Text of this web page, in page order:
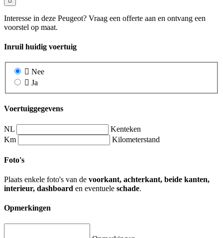
Interesse in deze Peugeot? Vraag een offerte aan en ontvang een
voorstel op maat.
Inruil huidig voertuig
Nee
Ja
Voertuiggegevens
NL
Kenteken
Km
Kilometerstand
Foto's
Plaats enkele foto's van de voorkant, achterkant, beide kanten,
interieur, dashboard en eventuele schade.
Opmerkingen